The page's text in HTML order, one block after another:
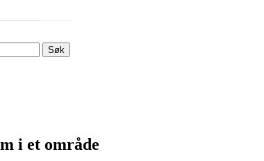
Søk
i et område